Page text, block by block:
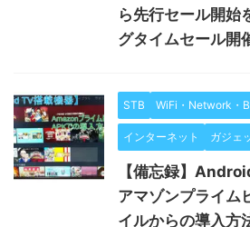
ら先行セール開始
グタイムセール開
STB WiFi・Network・
インターネット ガジェ
【備忘録】
アマゾンプライム
イルからの導入方